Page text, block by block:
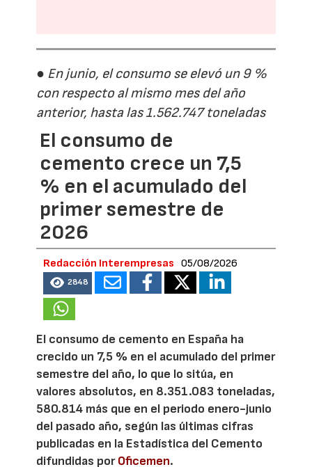
● En junio, el consumo se elevó un 9 %
con respecto al mismo mes del año
anterior, hasta las 1.562.747 toneladas
El consumo de
cemento crece un 7,5
% en el acumulado del
primer semestre de
2026
Redacción Interempresas 05/08/2026
2848
El consumo de cemento en España ha
crecido un 7,5 % en el acumulado del primer
semestre del año, lo que lo sitúa, en
valores absolutos, en 8.351.083 toneladas,
580.814 más que en el periodo enero-junio
del pasado año, según las últimas cifras
publicadas en la Estadística del Cemento
difundidas porOficemen.